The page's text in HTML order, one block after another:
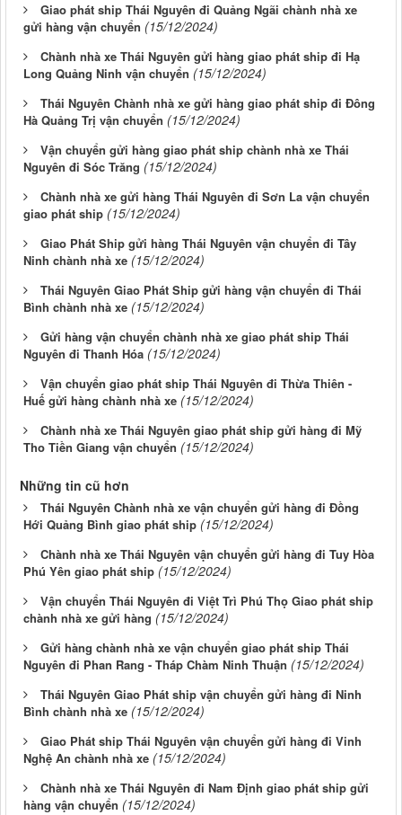
Giao phát ship Thái Nguyên đi Quảng Ngãi chành nhà xe
gửi hàng vận chuyển (15/12/2024)
Chành nhà xe Thái Nguyên gửi hàng giao phát ship đi Hạ
Long Quảng Ninh vận chuyển (15/12/2024)
Thái Nguyên Chành nhà xe gửi hàng giao phát ship đi Đông
Hà Quảng Trị vận chuyển (15/12/2024)
Vận chuyển gửi hàng giao phát ship chành nhà xe Thái
Nguyên đi Sóc Trăng (15/12/2024)
Chành nhà xe gửi hàng Thái Nguyên đi Sơn La vận chuyển
giao phát ship (15/12/2024)
Giao Phát Ship gửi hàng Thái Nguyên vận chuyển đi Tây
Ninh chành nhà xe (15/12/2024)
Thái Nguyên Giao Phát Ship gửi hàng vận chuyển đi Thái
Bình chành nhà xe (15/12/2024)
Gửi hàng vận chuyển chành nhà xe giao phát ship Thái
Nguyên đi Thanh Hóa (15/12/2024)
Vận chuyển giao phát ship Thái Nguyên đi Thừa Thiên -
Huế gửi hàng chành nhà xe (15/12/2024)
Chành nhà xe Thái Nguyên giao phát ship gửi hàng đi Mỹ
Tho Tiền Giang vận chuyển (15/12/2024)
Những tin cũ hơn
Thái Nguyên Chành nhà xe vận chuyển gửi hàng đi Đồng
Hới Quảng Bình giao phát ship (15/12/2024)
Chành nhà xe Thái Nguyên vận chuyển gửi hàng đi Tuy Hòa
Phú Yên giao phát ship (15/12/2024)
Vận chuyển Thái Nguyên đi Việt Trì Phú Thọ Giao phát ship
chành nhà xe gửi hàng (15/12/2024)
Gửi hàng chành nhà xe vận chuyển giao phát ship Thái
Nguyên đi Phan Rang - Tháp Chàm Ninh Thuận (15/12/2024)
Thái Nguyên Giao Phát ship vận chuyển gửi hàng đi Ninh
Bình chành nhà xe (15/12/2024)
Giao Phát ship Thái Nguyên vận chuyển gửi hàng đi Vinh
Nghệ An chành nhà xe (15/12/2024)
Chành nhà xe Thái Nguyên đi Nam Định giao phát ship gửi
hàng vận chuyển (15/12/2024)